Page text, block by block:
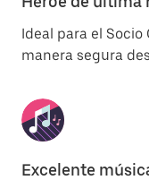
Ideal para el
manera segura
Excelente